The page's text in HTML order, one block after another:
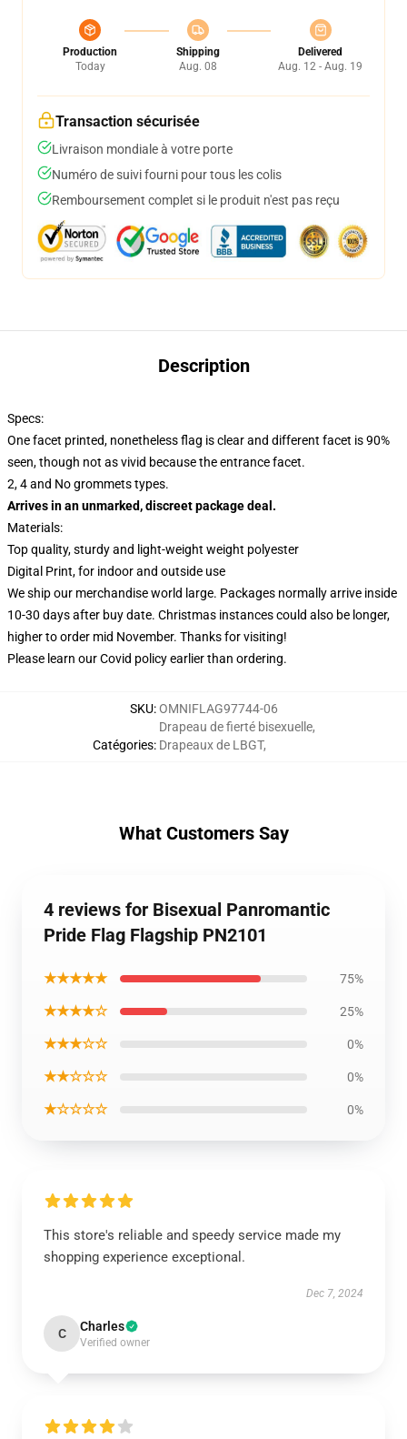
Production
Today
Shipping
Aug. 08
Delivered
Aug. 12 - Aug. 19
Transaction sécurisée
Livraison mondiale à votre porte
Numéro de suivi fourni pour tous les colis
Remboursement complet si le produit n'est pas reçu
Description
Specs:
One facet printed, nonetheless flag is clear and different facet is 90%
seen, though not as vivid because the entrance facet.
2, 4 and No grommets types.
Arrives in an unmarked, discreet package deal.
Materials:
Top quality, sturdy and light-weight weight polyester
Digital Print, for indoor and outside use
We ship our merchandise world large. Packages normally arrive inside
10-30 days after buy date. Christmas instances could also be longer,
higher to order mid November. Thanks for visiting!
Please learn our Covid policyearlier than ordering.
SKU:OMNIFLAG97744-06
Catégories:
Drapeau de fierté bisexuelle,
Drapeaux de LBGT,
What Customers Say
4 reviews for Bisexual Panromantic
Pride Flag Flagship PN2101
★★★★★ 75%
★★★★☆ 25%
★★★☆☆ 0%
★★☆☆☆ 0%
★☆☆☆☆ 0%
This store's reliable and speedy service made my
shopping experience exceptional.
Dec 7, 2024
C Charles
Verified owner